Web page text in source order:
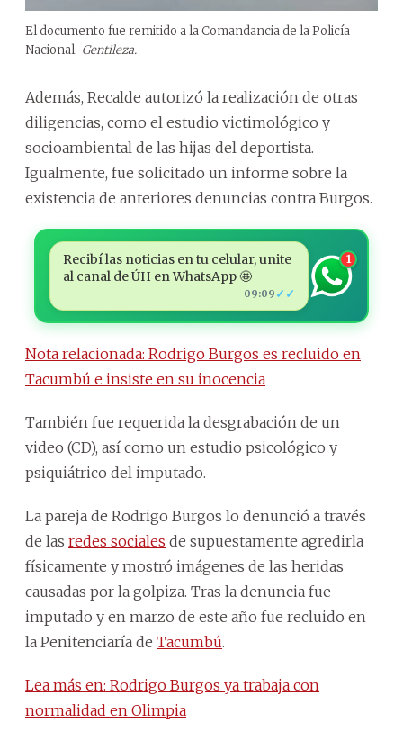
El documento fue remitido a la Comandancia de la Policía
Nacional. Gentileza.
Además, Recalde autorizó la realización de otras
diligencias, como el estudio victimológico y
socioambiental de las hijas del deportista.
Igualmente, fue solicitado un informe sobre la
existencia de anteriores denuncias contra Burgos.
Recibí las noticias en tu celular, unite
al canal de ÚH en WhatsApp 🤩
09:09 ✓✓
1
Nota relacionada: Rodrigo Burgos es recluido en
Tacumbú e insiste en su inocencia
También fue requerida la desgrabación de un
video (CD), así como un estudio psicológico y
psiquiátrico del imputado.
La pareja de Rodrigo Burgos lo denunció a través
de las redes sociales de supuestamente agredirla
físicamente y mostró imágenes de las heridas
causadas por la golpiza. Tras la denuncia fue
imputado y en marzo de este año fue recluido en
la Penitenciaría de Tacumbú.
Lea más en: Rodrigo Burgos ya trabaja con
normalidad en Olimpia